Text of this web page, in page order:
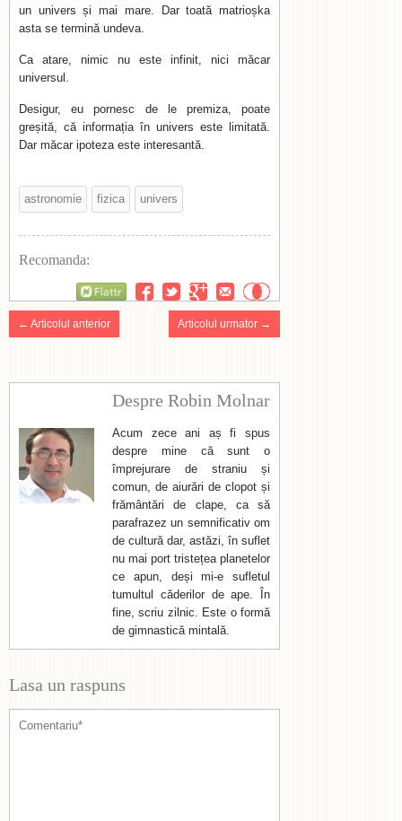
un univers și mai mare. Dar toată matrioșka
asta se termină undeva.
Ca atare, nimic nu este infinit, nici măcar
universul.
Desigur, eu pornesc de le premiza, poate
greșită, că informația în univers este limitată.
Dar măcar ipoteza este interesantă.
astronomie fizica univers
Recomanda:
← Articolul anterior Articolul urmator →
Despre Robin Molnar
Acum zece ani aș fi spus
despre mine că sunt o
împrejurare de straniu și
comun, de aiurări de clopot și
frământări de clape, ca să
parafrazez un semnificativ om
de cultură dar, astăzi, în suflet
nu mai port tristețea planetelor
ce apun, deși mi-e sufletul
tumultul căderilor de ape. În
fine, scriu zilnic. Este o formă
de gimnastică mintală.
Lasa un raspuns